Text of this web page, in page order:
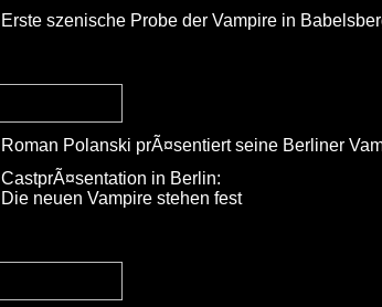
Erste szenische Probe der Vampire in
Roman Polanski prÃ¤sentiert seine Berliner
CastprÃ¤sentation in Berlin:
Die neuen Vampire stehen fest